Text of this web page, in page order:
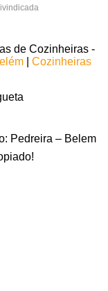
de Cozinheiras -
| Cozinheiras
Pedreira – Belem